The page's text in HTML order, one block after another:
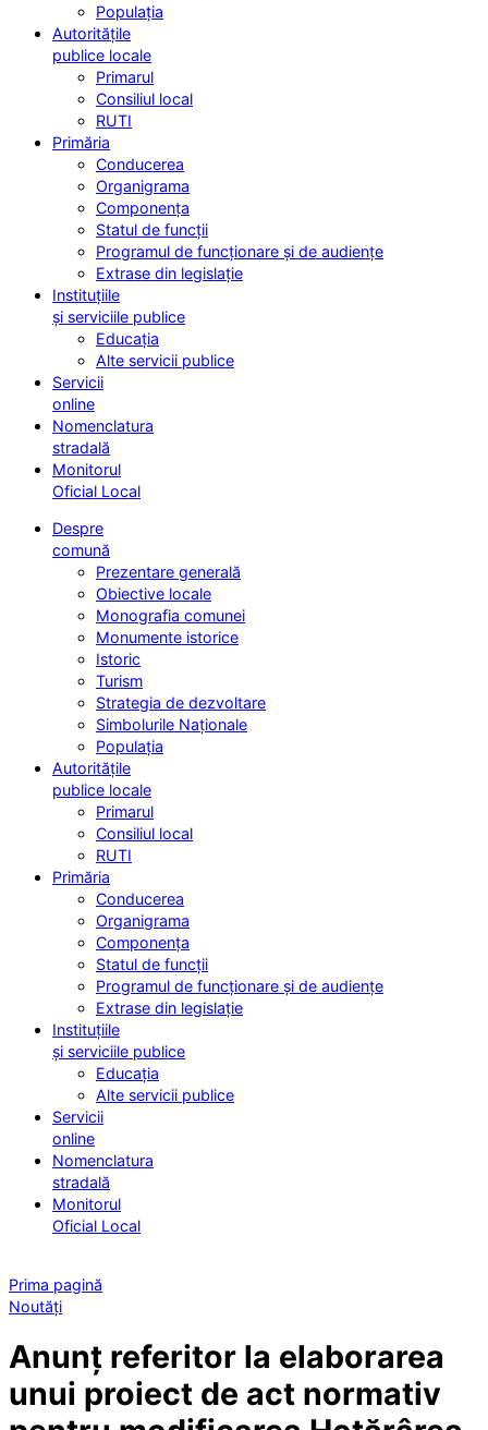
Populația
Autoritățile
publice locale
Primarul
Consiliul local
RUTI
Primăria
Conducerea
Organigrama
Componența
Statul de funcții
Programul de funcționare și de audiențe
Extrase din legislație
Instituțiile
și serviciile publice
Educația
Alte servicii publice
Servicii
online
Nomenclatura
stradală
Monitorul
Oficial Local
Despre
comună
Prezentare generală
Obiective locale
Monografia comunei
Monumente istorice
Istoric
Turism
Strategia de dezvoltare
Simbolurile Naționale
Populația
Autoritățile
publice locale
Primarul
Consiliul local
RUTI
Primăria
Conducerea
Organigrama
Componența
Statul de funcții
Programul de funcționare și de audiențe
Extrase din legislație
Instituțiile
și serviciile publice
Educația
Alte servicii publice
Servicii
online
Nomenclatura
stradală
Monitorul
Oficial Local
Prima pagină
Noutăți
Anunț referitor la elaborarea
unui proiect de act normativ